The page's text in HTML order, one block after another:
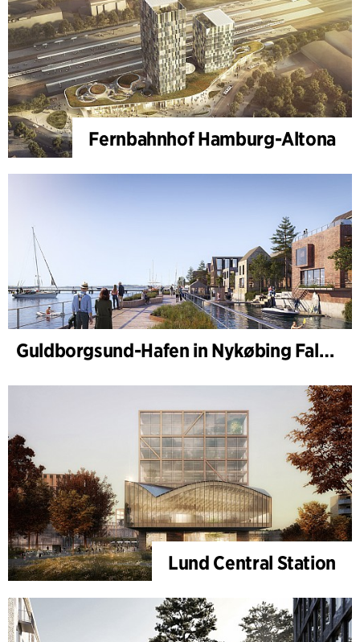
Fernbahnhof Hamburg-Altona
Guldborgsund-Hafen in Nykøbing Falster
Lund Central Station